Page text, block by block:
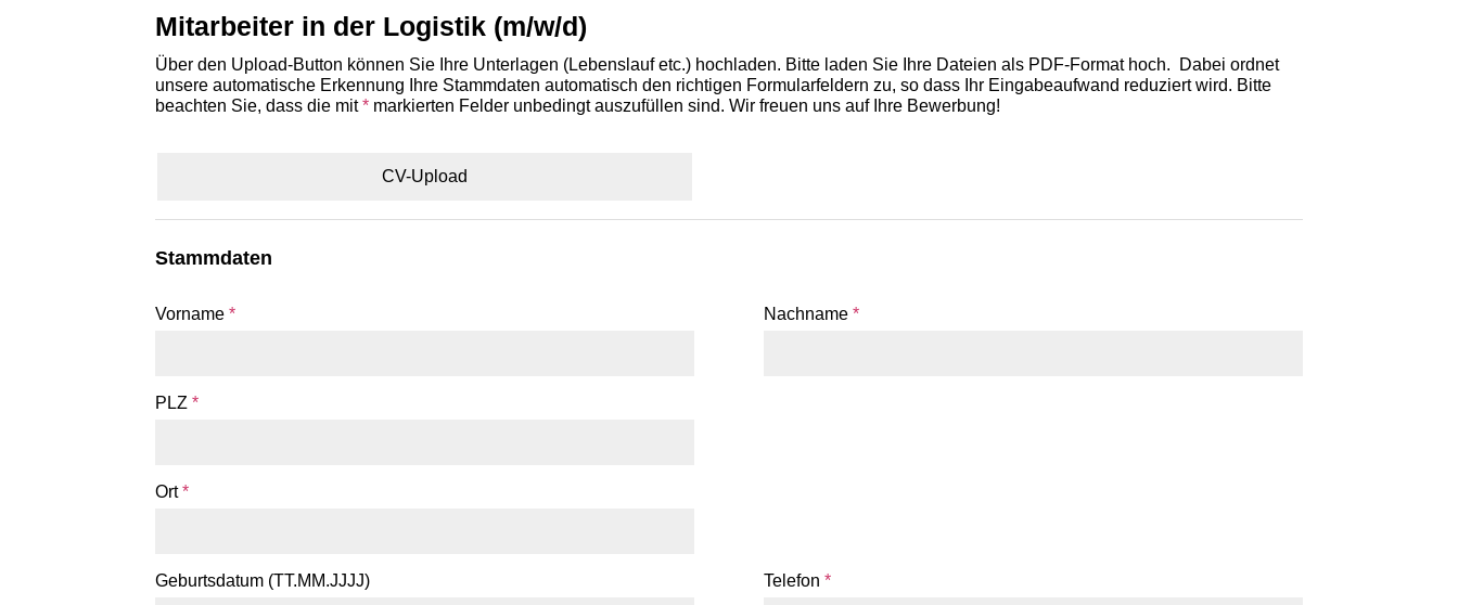
Mitarbeiter in der Logistik (m/w/d)
Über den Upload-Button können Sie Ihre Unterlagen (Lebenslauf etc.) hochladen. Bitte laden Sie Ihre Dateien als PDF-Format hoch. Dabei ordnet
unsere automatische Erkennung Ihre Stammdaten automatisch den richtigen Formularfeldern zu, so dass Ihr Eingabeaufwand reduziert wird. Bitte
beachten Sie, dass die mit* markierten Felder unbedingt auszufüllen sind. Wir freuen uns auf Ihre Bewerbung!
CV-Upload
Stammdaten
Vorname * Nachname *
PLZ *
Ort*
Geburtsdatum (TT.MM.JJJJ) Telefon *